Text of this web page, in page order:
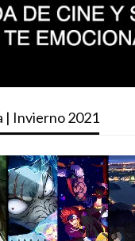
| Invierno 2021